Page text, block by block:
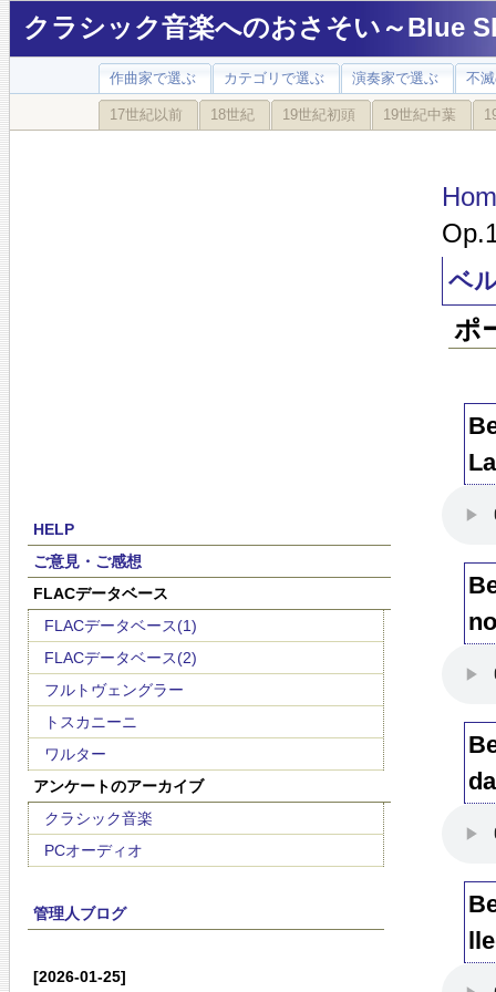
クラシック音楽へのおさそい～Blue
作曲家で選ぶ カテゴリで選ぶ 演奏家で選ぶ 不
17世紀以前 18世紀 19世紀初頭 19世紀中葉
HELP
ご意見・ご感想
FLACデータベース
FLACデータベース(1)
FLACデータベース(2)
フルトヴェングラー
トスカニーニ
ワルター
アンケートのアーカイブ
クラシック音楽
PCオーディオ
管理人ブログ
[2026-01-25]
ベ
ポ